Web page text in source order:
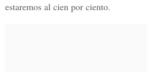
estaremos al cien por ciento.